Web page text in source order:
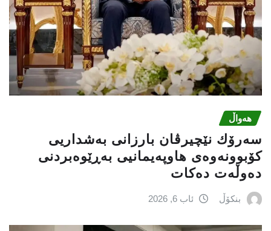
هەواڵ
سەرۆك نێچیرڤان بارزانی بەشداریی
كۆبوونەوەی هاوپەیمانیی بەڕێوەبردنی
دەوڵەت دەكات
بنکۆڵ ئاب 6, 2026